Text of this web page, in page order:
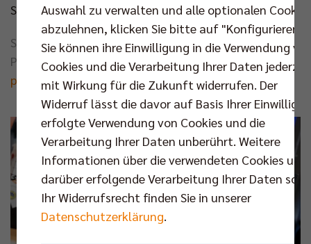
Sende Deine Bewerbung an:
SCC JUNIORS Nachwuchs-Organisatorin
Patricia Brändel
patricia.braendel@scc-juniors.de
Auswahl zu verwalten und alle optionalen Cookies
abzulehnen, klicken Sie bitte auf "Konfigurieren".
Sie können ihre Einwilligung in die Verwendung
Cookies und die Verarbeitung Ihrer Daten
mit Wirkung für die Zukunft widerrufen. Der
Widerruf lässt die davor auf Basis Ihrer
erfolgte Verwendung von Cookies und die
Verarbeitung Ihrer Daten unberührt. Weitere
Informationen über die verwendeten Cookies und
darüber erfolgende Verarbeitung Ihrer Daten
Ihr Widerrufsrecht finden Sie in unserer
Datenschutzerklärung.